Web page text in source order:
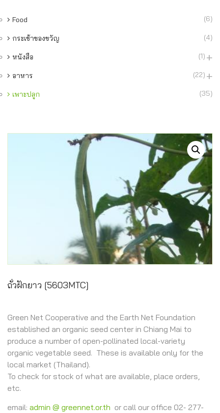
Food (6)
กระเช้าของขวัญ (4)
หนังสือ (1)
อาหาร (22)
เพาะปลูก (35)
ถั่วฝักยาว [5603MTC]
Green Net Cooperative and the Earth Net Foundation
established an organic seed center in Chiang Mai to
produce a number of open-pollinated local-variety
organic vegetable seed. These is available only for the
local market (Thailand).
To check for stock of what are available, place orders,
etc.
email: admin @ greennet.or.th or call our office 02- 277-